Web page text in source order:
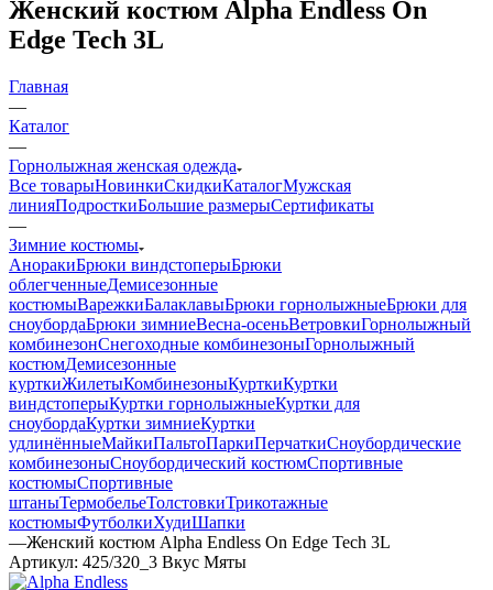
Женский костюм Alpha Endless On
Edge Tech 3L
Главная
—
Каталог
—
Горнолыжная женская одежда
Все товарыНовинкиСкидкиКаталогМужская
линияПодросткиБольшие размерыСертификаты
—
Зимние костюмы
АноракиБрюки виндстоперыБрюки
облегченныеДемисезонные
костюмыВарежкиБалаклавыБрюки горнолыжныеБрюки для
сноубордаБрюки зимниеВесна-осеньВетровкиГорнолыжный
комбинезонСнегоходные комбинезоныГорнолыжный
костюмДемисезонные
курткиЖилетыКомбинезоныКурткиКуртки
виндстоперыКуртки горнолыжныеКуртки для
сноубордаКуртки зимниеКуртки
удлинённыеМайкиПальтоПаркиПерчаткиСноубордические
комбинезоныСноубордический костюмСпортивные
костюмыСпортивные
штаныТермобельеТолстовкиТрикотажные
костюмыФутболкиХудиШапки
—Женский костюм Alpha Endless On Edge Tech 3L
Артикул: 425/320_3 Вкус Мяты